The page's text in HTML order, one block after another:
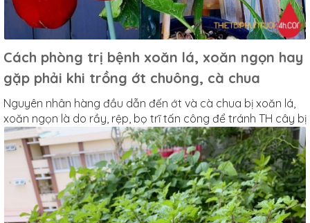
Cách phòng trị bệnh xoăn lá, xoăn ngọn hay
gặp phải khi trồng ớt chuông, cà chua
Nguyên nhân hàng đầu dẫn đến ớt và cà chua bị xoăn lá,
xoăn ngọn là do rầy, rệp, bọ trĩ tấn công để tránh TH cây bị
tái nhiễm bệnh khi m thấy có xuất hiện rầy, rệp cần tiêu diệt
ngay.